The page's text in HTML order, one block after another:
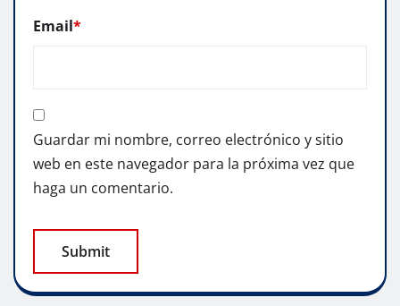
Email*
Guardar mi nombre, correo electrónico y sitio
web en este navegador para la próxima vez que
haga un comentario.